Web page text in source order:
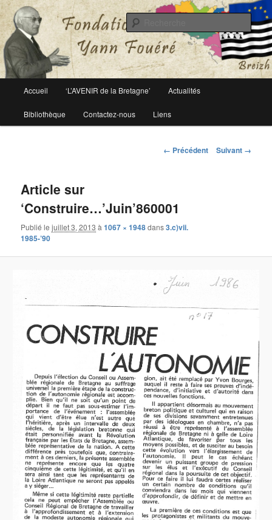
Fondation Yann Fouéré
Le site officiel de la fondation Yann Fouéré
principal
Aller
au
Accueil ‘L’AVENIR de la Bretagne’ Actualités
Bibliothèque Contactez-nous Liens
Navigation
← Précédent Suivant →
Article sur
‘Construire…’Juin’860001
Publié lejuillet 3, 2013 à1067 × 1948dans3.c)vii.
1985-’90